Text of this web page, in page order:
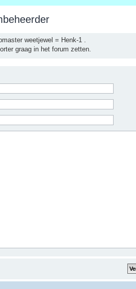
weetjewel = Henk-1 .
graag in het forum zetten.